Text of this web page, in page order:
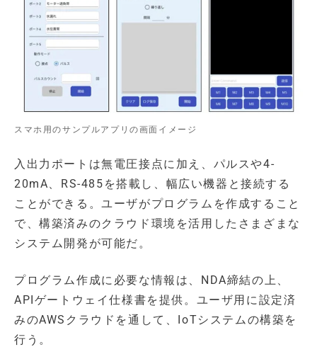
スマホ用のサンプルアプリの画面イメージ
入出力ポートは無電圧接点に加え、パルスや4-
20mA、RS-485を搭載し、幅広い機器と接続する
ことができる。ユーザがプログラムを作成すること
で、構築済みのクラウド環境を活用したさまざまな
システム開発が可能だ。
プログラム作成に必要な情報は、NDA締結の上、
APIゲートウェイ仕様書を提供。ユーザ用に設定済
みのAWSクラウドを通して、IoTシステムの構築を
行う。